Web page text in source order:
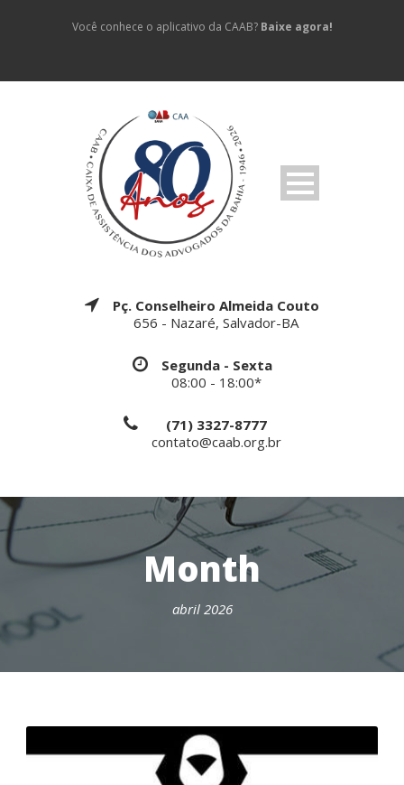
Você conhece o aplicativo da CAAB? Baixe agora!
Pç. Conselheiro Almeida Couto
656 - Nazaré, Salvador-BA
Segunda - Sexta
08:00 - 18:00*
(71) 3327-8777
contato@caab.org.br
Month
abril 2026